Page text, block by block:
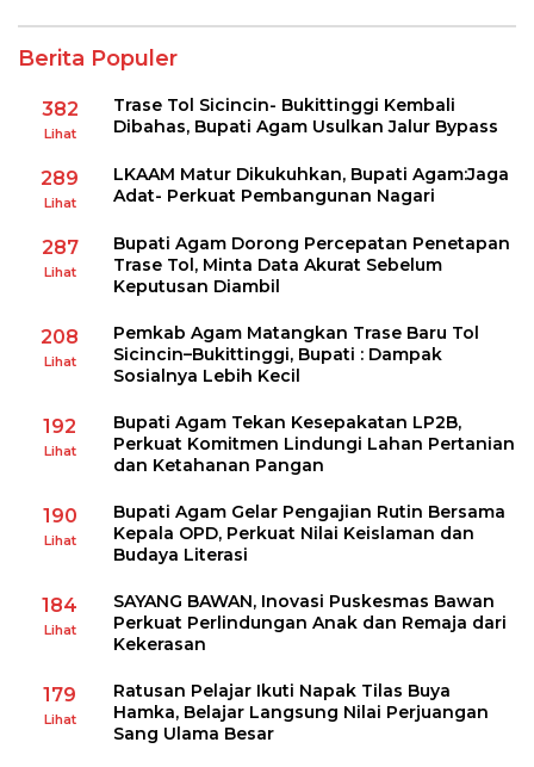
Berita Populer
382
Lihat
Trase Tol Sicincin- Bukittinggi Kembali
Dibahas, Bupati Agam Usulkan Jalur Bypass
289
Lihat
LKAAM Matur Dikukuhkan, Bupati Agam:Jaga
Adat- Perkuat Pembangunan Nagari
287
Lihat
Bupati Agam Dorong Percepatan Penetapan
Trase Tol, Minta Data Akurat Sebelum
Keputusan Diambil
208
Lihat
Pemkab Agam Matangkan Trase Baru Tol
Sicincin–Bukittinggi, Bupati : Dampak
Sosialnya Lebih Kecil
192
Lihat
Bupati Agam Tekan Kesepakatan LP2B,
Perkuat Komitmen Lindungi Lahan Pertanian
dan Ketahanan Pangan
190
Lihat
Bupati Agam Gelar Pengajian Rutin Bersama
Kepala OPD, Perkuat Nilai Keislaman dan
Budaya Literasi
184
Lihat
SAYANG BAWAN, Inovasi Puskesmas Bawan
Perkuat Perlindungan Anak dan Remaja dari
Kekerasan
179
Lihat
Ratusan Pelajar Ikuti Napak Tilas Buya
Hamka, Belajar Langsung Nilai Perjuangan
Sang Ulama Besar